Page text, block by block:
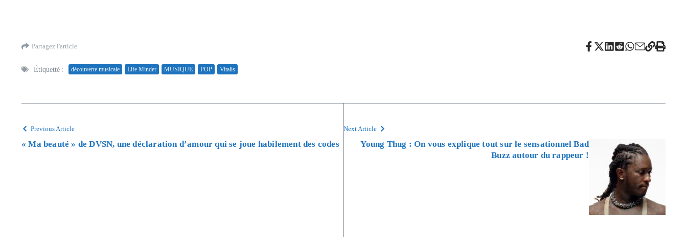
Partagez l'article
Étiquetté : découverte musicale Life Minder MUSIQUE POP Vitalis
Previous Article
« Ma beauté » de DVSN, une déclaration d’amour qui se joue habilement des codes
Next Article
Young Thug : On vous explique tout sur le sensationnel Bad
Buzz autour du rappeur !